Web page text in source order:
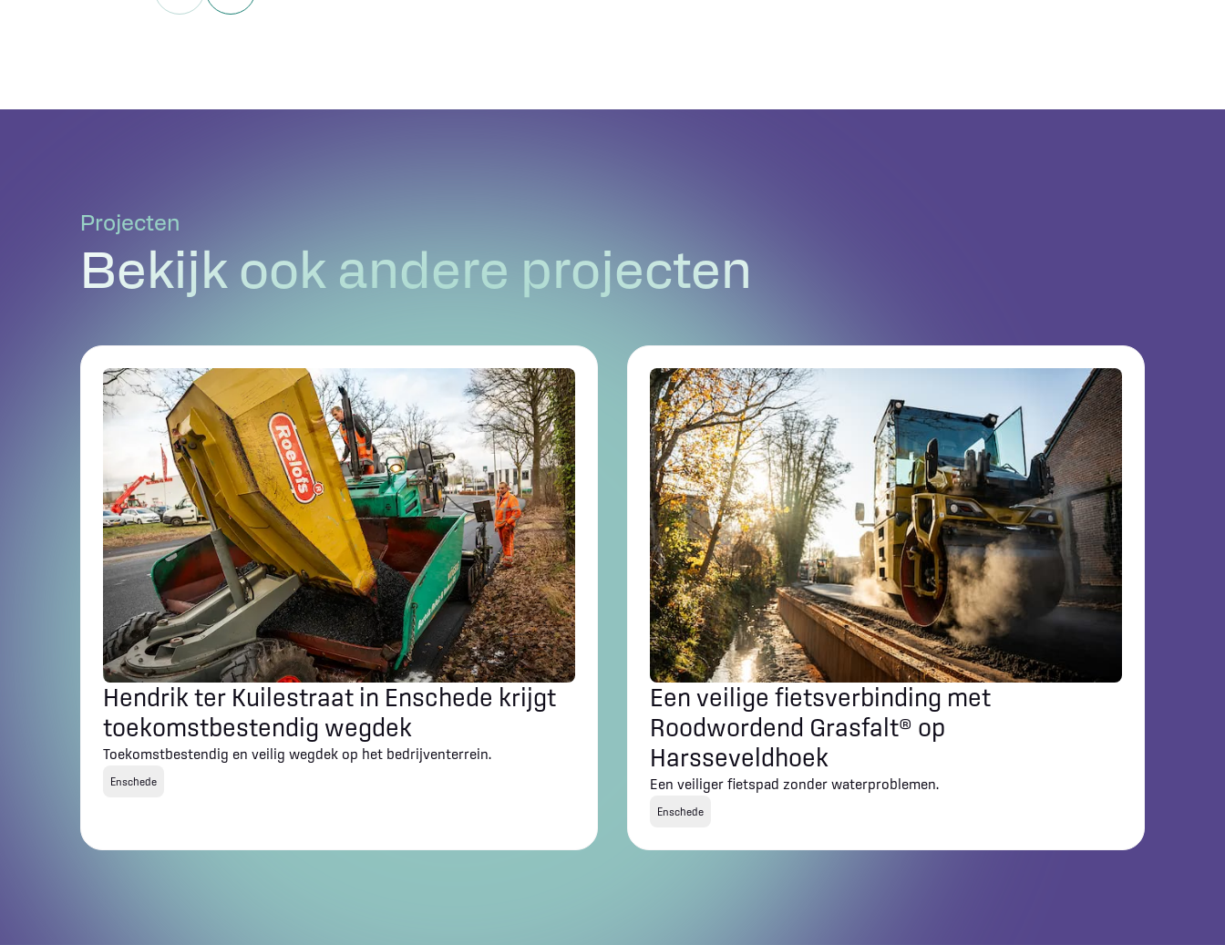
Projecten
Bekijk ook andere projecten
Hendrik ter Kuilestraat in Enschede krijgt
toekomstbestendig wegdek
Toekomstbestendig en veilig wegdek op het bedrijventerrein.
Enschede
Een veilige fietsverbinding met
Roodwordend Grasfalt® op
Harsseveldhoek
Een veiliger fietspad zonder waterproblemen.
Enschede